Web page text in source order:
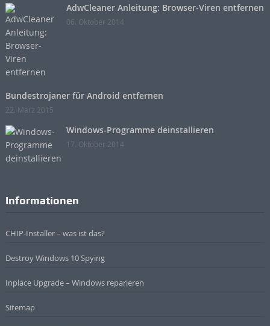
AdwCleaner Anleitung: Browser-Viren entfernen
06. Oktober 2014
Bundestrojaner für Android entfernen
22. März 2015
Windows-Programme deinstallieren
17. Oktober 2014
Informationen
CHIP-Installer – was ist das?
Destroy Windows 10 Spying
Inplace Upgrade – Windows reparieren
Sitemap